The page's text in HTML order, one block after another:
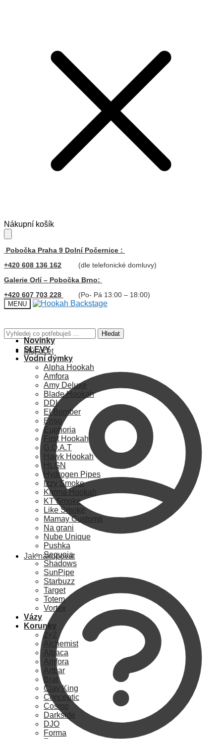
Skip
to
navigation
Skip
to
content
Nákupní košík
Pobočka Praha 9 Dolní Počernice :
+420 608 136 162
(dle telefonické domluvy)
Galerie Orlí – Pobočka Brno:
+420 607 703 228
(Po- Pá 13:00 – 18:00)
MENU
Hledat: Hledat
Můj účet
Jak nakupovat
Novinky
SLEVY
Vodní dýmky
Alpha Hookah
Amfora
Amy Deluxe
Blade Hookah
DDI
El Bomber
Enso
Euphoria
First Hookah
G.O.A.T
Hawk Hookah
HLGN
Hydrogen Pipes
Izzy Smoke
Karma Hookah
KT Smoke
Like Smoke
Mamay Customs
Na grani
Nube Unique
Pushka
Sequoia
Shadows
SunPipe
Starbuzz
Target
Totem
Vortex
Vázy
Korunky
2×2
Alchemist
Alpaca
Amfora
Artbar
Brat
Clay King
Conceptic
Cosmo
Darkside
DJO
Forma